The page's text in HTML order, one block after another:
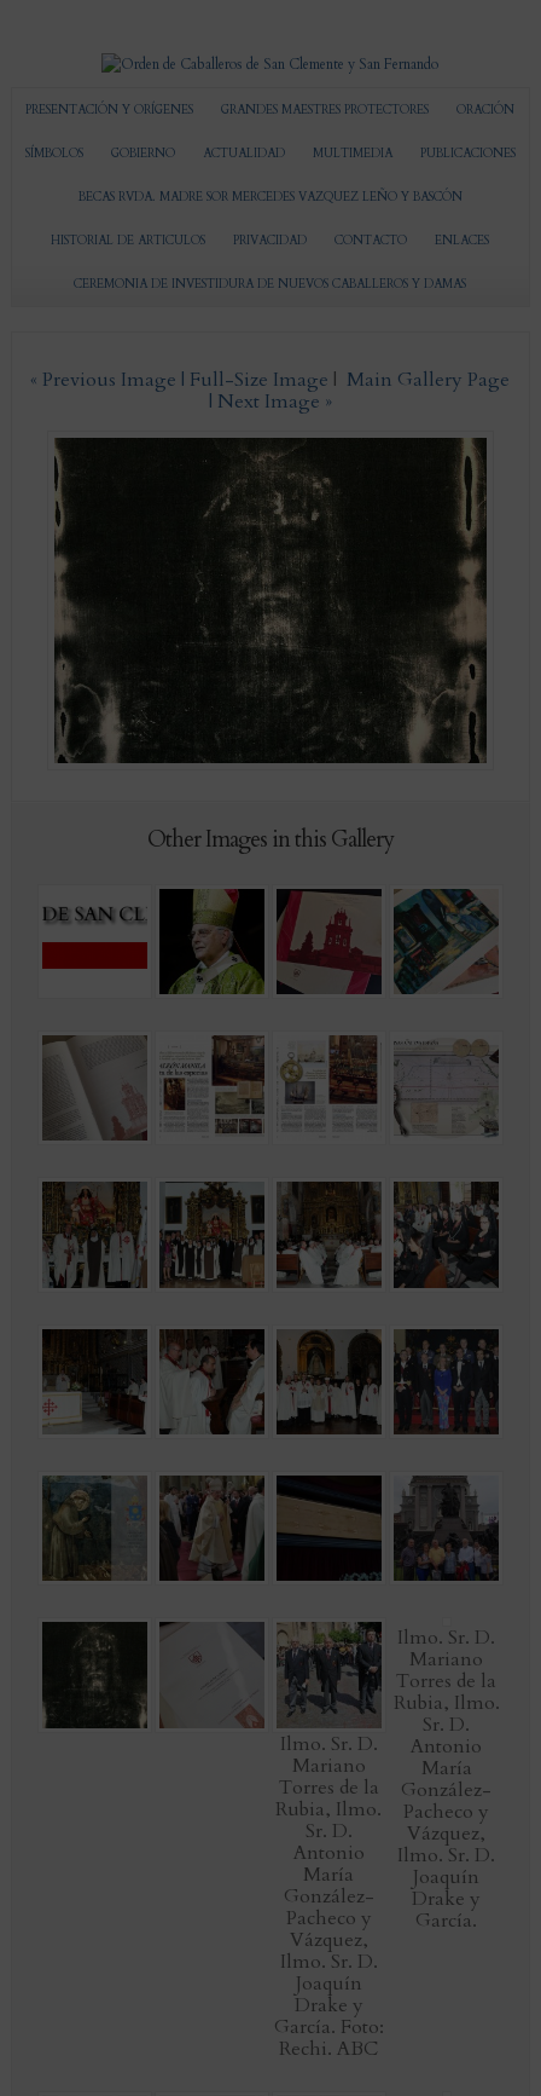
PRESENTACIÓN Y ORÍGENES GRANDES MAESTRES PROTECTORES ORACIÓN
SÍMBOLOS GOBIERNO ACTUALIDAD MULTIMEDIA PUBLICACIONES
BECAS RVDA. MADRE SOR MERCEDES VAZQUEZ LEÑO Y BASCÓN
HISTORIAL DE ARTICULOS PRIVACIDAD CONTACTO ENLACES
CEREMONIA DE INVESTIDURA DE NUEVOS CABALLEROS Y DAMAS
« Previous Image | Full-Size Image | Main Gallery Page
| Next Image »
Other Images in this Gallery
Ilmo. Sr. D.
Mariano
Torres de la
Rubia, Ilmo.
Sr. D.
Antonio
María
González-
Pacheco y
Vázquez,
Ilmo. Sr. D.
Joaquín
Drake y
García. Foto:
Rechi. ABC
Ilmo. Sr. D.
Mariano
Torres de la
Rubia, Ilmo.
Sr. D.
Antonio
María
González-
Pacheco y
Vázquez,
Ilmo. Sr. D.
Joaquín
Drake y
García.